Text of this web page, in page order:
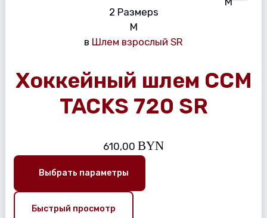
2 Размерs
M
в Шлем взрослый SR
Хоккейный шлем CCM
TACKS 720 SR
610,00 BYN
Выбрать параметры
Быстрый просмотр